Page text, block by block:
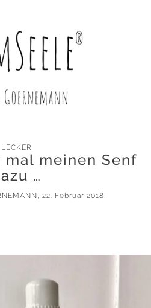
LECKER
mal meinen Senf
…
, 22. Februar 2018